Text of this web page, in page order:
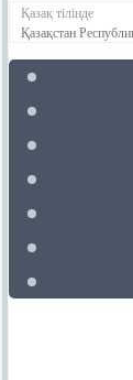
Қазақ тілінде
Қазақстан